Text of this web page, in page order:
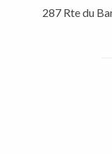
287 Rte du